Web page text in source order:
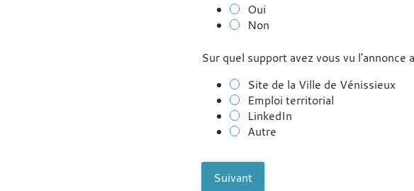
Oui
Non
Sur quel support avez vous vu l'annonce
Site de la Ville de Vénissieux
Emploi territorial
LinkedIn
Autre
Suivant